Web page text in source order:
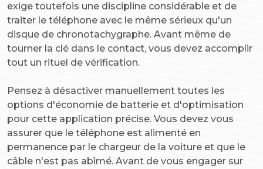
exige toutefois une discipline considérable et de
traiter le téléphone avec le même sérieux qu'un
disque de chronotachygraphe. Avant même de
tourner la clé dans le contact, vous devez accomplir
tout un rituel de vérification.
Pensez à désactiver manuellement toutes les
options d'économie de batterie et d'optimisation
pour cette application précise. Vous devez vous
assurer que le téléphone est alimenté en
permanence par le chargeur de la voiture et que le
câble n'est pas abîmé. Avant de vous engager sur